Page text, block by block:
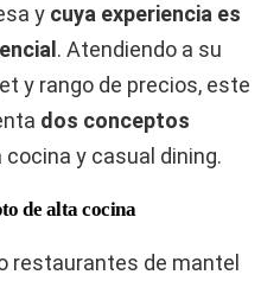
y cuya experiencia es
. Atendiendo a su
y rango de precios, este
dos conceptos
cocina y casual dining.
de alta cocina
restaurantes de mantel